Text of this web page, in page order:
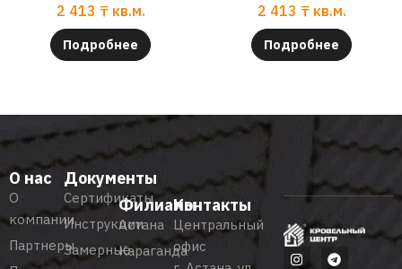
2 413 ₸ кв.м.
Подробнее
2 413 ₸ кв.м.
Подробнее
О нас
О
компании
Партнеры
Документы
Сертификаты
Инструкции
Замерные
Филиалы
Астана
Караганда
Контакты
Центральный
офис